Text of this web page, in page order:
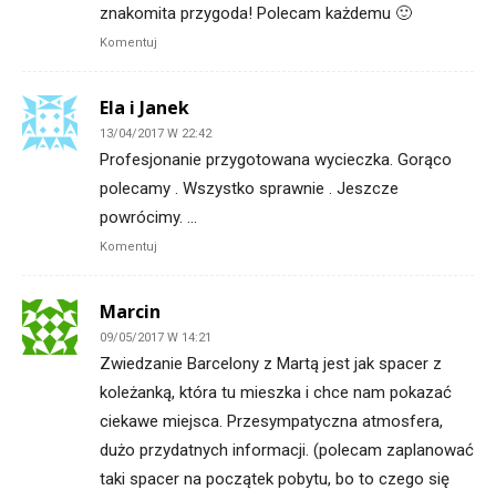
znakomita przygoda! Polecam każdemu 🙂
Komentuj
Ela i Janek
13/04/2017 W 22:42
Profesjonanie przygotowana wycieczka. Gorąco
polecamy . Wszystko sprawnie . Jeszcze
powrócimy. …
Komentuj
Marcin
09/05/2017 W 14:21
Zwiedzanie Barcelony z Martą jest jak spacer z
koleżanką, która tu mieszka i chce nam pokazać
ciekawe miejsca. Przesympatyczna atmosfera,
dużo przydatnych informacji. (polecam zaplanować
taki spacer na początek pobytu, bo to czego się